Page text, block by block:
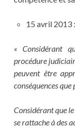
15 avril 2013
« Considérant
procédure
peuvent être
conséquences
Considérant que
se rattache à des